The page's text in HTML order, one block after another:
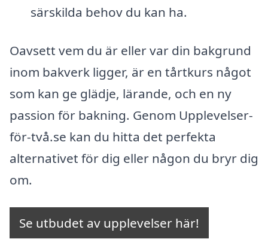
särskilda behov du kan ha.
Oavsett vem du är eller var din bakgrund
inom bakverk ligger, är en tårtkurs något
som kan ge glädje, lärande, och en ny
passion för bakning. Genom Upplevelser-
för-två.se kan du hitta det perfekta
alternativet för dig eller någon du bryr dig
om.
Se utbudet av upplevelser här!